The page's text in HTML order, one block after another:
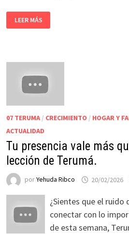
LEER MÁS
07 TERUMA/ CRECIMIENTO / HOGAR Y
ACTUALIDAD
Tu presencia vale más
lección de Terumá.
porYehuda Ribco 20/02/2026
¿Sientes que el
conectar con lo
de esta semana,